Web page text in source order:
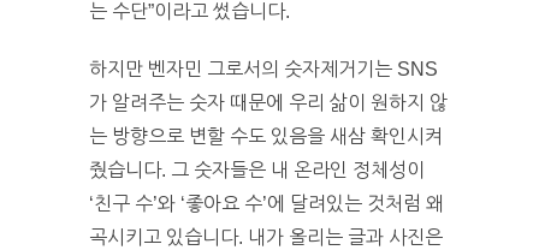
는 수단”이라고 썼습니다.
하지만 벤자민 그로서의 숫자제거기는 SNS
가 알려주는 숫자 때문에 우리 삶이 원하지 않
는 방향으로 변할 수도 있음을 새삼 확인시켜
줬습니다. 그 숫자들은 내 온라인 정체성이
‘친구 수’와 ‘좋아요 수’에 달려있는 것처럼 왜
곡시키고 있습니다. 내가 올리는 글과 사진은